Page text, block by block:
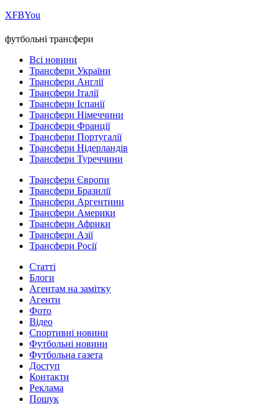
ХFBYou
футбольні трансфери
Всі новини
Трансфери України
Трансфери Англії
Трансфери Італії
Трансфери Іспанії
Трансфери Німеччини
Трансфери Франції
Трансфери Португалії
Трансфери Нідерландів
Трансфери Туреччини
Трансфери Європи
Трансфери Бразилії
Трансфери Аргентини
Трансфери Америки
Трансфери Африки
Трансфери Азії
Трансфери Росії
Статті
Блоги
Агентам на замітку
Агенти
Фото
Відео
Спортивні новини
Футбольні новини
Футбольна газета
Доступ
Контакти
Реклама
Пошук